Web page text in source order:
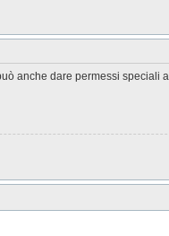
anche dare permessi speciali